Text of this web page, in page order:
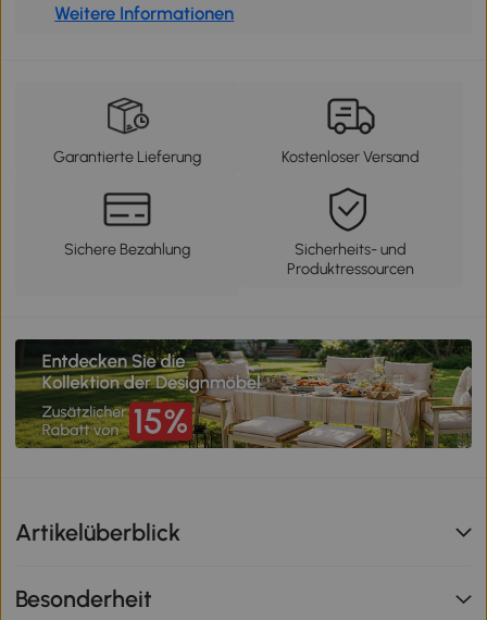
Weitere Informationen
Garantierte Lieferung Kostenloser Versand
Sichere Bezahlung
Sicherheits- und
Produktressourcen
Artikelüberblick
Besonderheit